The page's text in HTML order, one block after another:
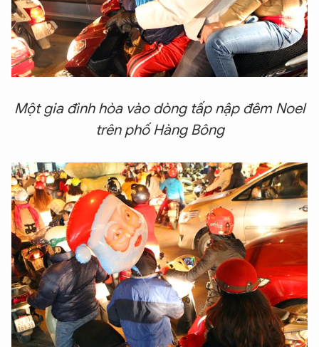
Một gia đình hòa vào dòng tấp nập đêm Noel
trên phố Hàng Bông